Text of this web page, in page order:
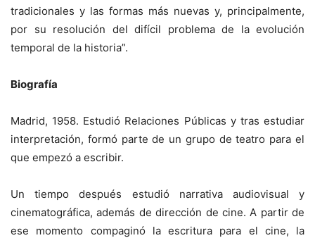
tradicionales y las formas más nuevas y, principalmente,
por su resolución del difícil problema de la evolución
temporal de la historia”.
Biografía
Madrid, 1958. Estudió Relaciones Públicas y tras estudiar
interpretación, formó parte de un grupo de teatro para el
que empezó a escribir.
Un tiempo después estudió narrativa audiovisual y
cinematográfica, además de dirección de cine. A partir de
ese momento compaginó la escritura para el cine, la